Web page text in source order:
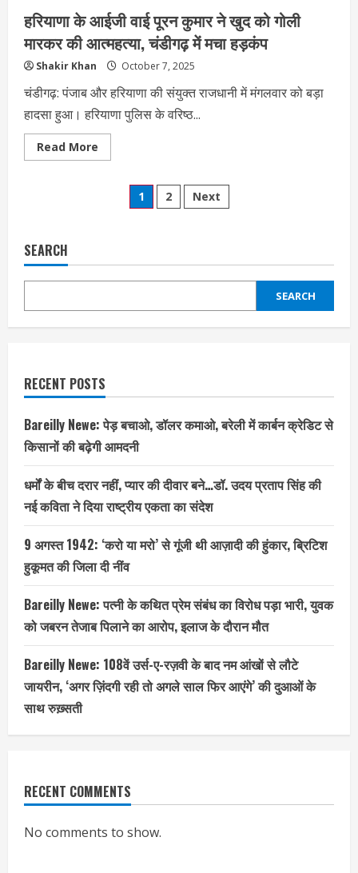
हरियाणा के आईजी वाई पूरन कुमार ने खुद को गोली
मारकर की आत्महत्या, चंडीगढ़ में मचा हड़कंप
Shakir Khan October 7, 2025
चंडीगढ़: पंजाब और हरियाणा की संयुक्त राजधानी में मंगलवार को बड़ा
हादसा हुआ। हरियाणा पुलिस के वरिष्ठ...
Read More
more
को
गोली
आत्महत्या,
चंडीगढ़
Posts
1 2 Next
SEARCH
SEARCH
RECENT POSTS
Bareilly Newe: पेड़ बचाओ, डॉलर कमाओ, बरेली में कार्बन क्रेडिट से
किसानों की बढ़ेगी आमदनी
धर्मों के बीच दरार नहीं, प्यार की दीवार बने…डॉ. उदय प्रताप सिंह की
नई कविता ने दिया राष्ट्रीय एकता का संदेश
9 अगस्त 1942: ‘करो या मरो’ से गूंजी थी आज़ादी की हुंकार, ब्रिटिश
हुकूमत की जिला दी नींव
Bareilly Newe: पत्नी के कथित प्रेम संबंध का विरोध पड़ा भारी, युवक
को जबरन तेजाब पिलाने का आरोप, इलाज के दौरान मौत
Bareilly Newe: 108वें उर्स-ए-रज़वी के बाद नम आंखों से लौटे
जायरीन, ‘अगर ज़िंदगी रही तो अगले साल फिर आएंगे’ की दुआओं के
साथ रुख़्सती
RECENT COMMENTS
No comments to show.